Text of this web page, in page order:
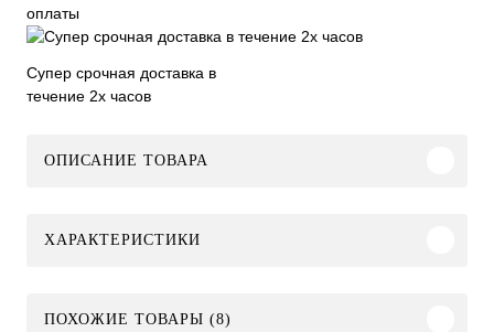
оплаты
Супер срочная доставка в
течение 2х часов
ОПИСАНИЕ ТОВАРА
ХАРАКТЕРИСТИКИ
ПОХОЖИЕ ТОВАРЫ (8)